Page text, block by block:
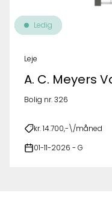
Ledig
Leje
A. C. Meyers
Bolig nr. 326
kr. 14.700,-\/måned
01-11-2026 - G